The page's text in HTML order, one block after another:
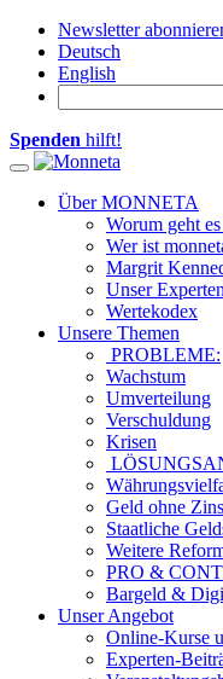
Newsletter
Deutsch
English
Spenden hilft!
Toggle navigation
Über MONNETA
Worum geht
Wer ist
Margrit
Unser
Wertekodex
Unsere Themen
PROBLEME:
Wachstum
Umverteilung
Verschuldung
Krisen
Geld ohne
Staatliche
Weitere
PRO &
Bargeld &
Unser Angebot
Online-Kurse
Experten-